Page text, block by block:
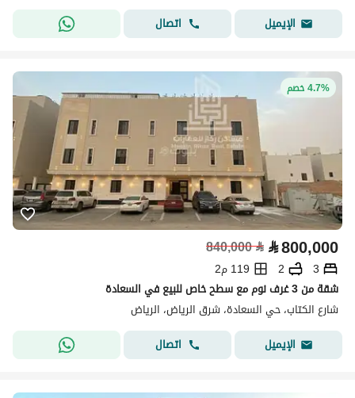
الإيميل
اتصال
4.7% خصم
⃁800,000
⃁
840,000
3
2
119 م2
شقة من 3 غرف نوم مع سطح خاص للبيع في السعادة
شارع الكتاب، حي السعادة، شرق الرياض، الرياض
الإيميل
اتصال